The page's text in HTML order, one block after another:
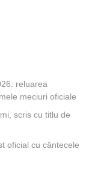
reluarea
meciuri oficiale
scris cu titlu de
oficial cu cântecele